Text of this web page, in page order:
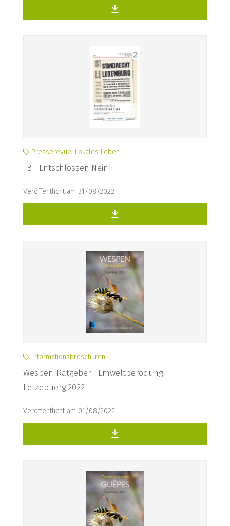
Presserevue, Lokales Leben
TB - Entschlossen Nein
Veröffentlicht am 31/08/2022
Informationsbroschüren
Wespen-Ratgeber - Emweltberodung
Lëtzebuerg 2022
Veröffentlicht am 01/08/2022